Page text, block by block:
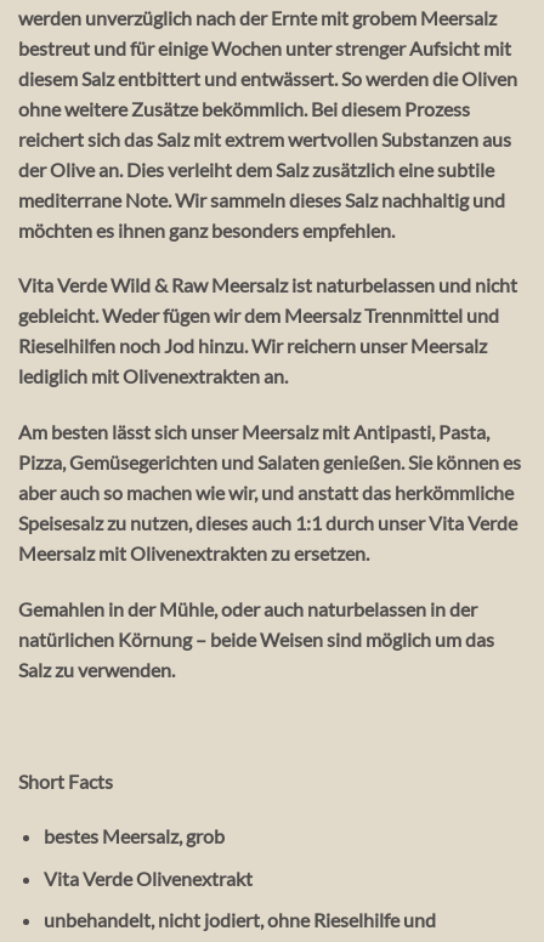
werden unverzüglich nach der Ernte mit grobem Meersalz
bestreut und für einige Wochen unter strenger Aufsicht mit
diesem Salz entbittert und entwässert. So werden die Oliven
ohne weitere Zusätze bekömmlich. Bei diesem Prozess
reichert sich das Salz mit extrem wertvollen Substanzen aus
der Olive an. Dies verleiht dem Salz zusätzlich eine subtile
mediterrane Note. Wir sammeln dieses Salz nachhaltig und
möchten es ihnen ganz besonders empfehlen.
Vita Verde Wild & Raw Meersalz ist naturbelassen und nicht
gebleicht. Weder fügen wir dem Meersalz Trennmittel und
Rieselhilfen noch Jod hinzu. Wir reichern unser Meersalz
lediglich mit Olivenextrakten an.
Am besten lässt sich unser Meersalz mit Antipasti, Pasta,
Pizza, Gemüsegerichten und Salaten genießen. Sie können es
aber auch so machen wie wir, und anstatt das herkömmliche
Speisesalz zu nutzen, dieses auch 1:1 durch unser Vita Verde
Meersalz mit Olivenextrakten zu ersetzen.
Gemahlen in der Mühle, oder auch naturbelassen in der
natürlichen Körnung – beide Weisen sind möglich um das
Salz zu verwenden.
Short Facts
bestes Meersalz, grob
Vita Verde Olivenextrakt
unbehandelt, nicht jodiert, ohne Rieselhilfe und